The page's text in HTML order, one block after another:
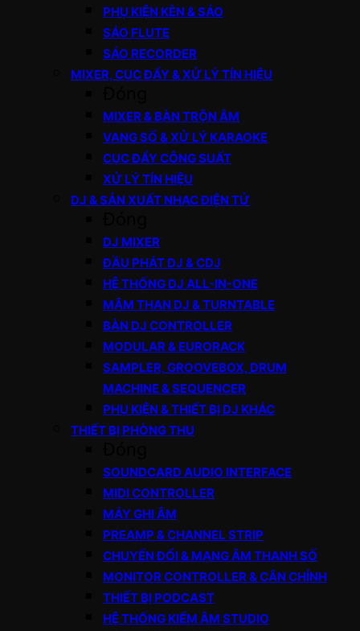
PHỤ KIỆN KÈN & SÁO
SÁO FLUTE
SÁO RECORDER
MIXER, CỤC ĐẨY & XỬ LÝ TÍN HIỆU
MIXER & BÀN TRỘN ÂM
VANG SỐ & XỬ LÝ KARAOKE
CỤC ĐẨY CÔNG SUẤT
XỬ LÝ TÍN HIỆU
DJ & SẢN XUẤT NHẠC ĐIỆN TỬ
DJ MIXER
ĐẦU PHÁT DJ & CDJ
HỆ THỐNG DJ ALL-IN-ONE
MÂM THAN DJ & TURNTABLE
BÀN DJ CONTROLLER
MODULAR & EURORACK
SAMPLER, GROOVEBOX, DRUM
MACHINE & SEQUENCER
PHỤ KIỆN & THIẾT BỊ DJ KHÁC
THIẾT BỊ PHÒNG THU
SOUNDCARD AUDIO INTERFACE
MIDI CONTROLLER
MÁY GHI ÂM
PREAMP & CHANNEL STRIP
CHUYỂN ĐỔI & MẠNG ÂM THANH SỐ
MONITOR CONTROLLER & CÂN CHỈNH
THIẾT BỊ PODCAST
HỆ THỐNG KIỂM ÂM STUDIO